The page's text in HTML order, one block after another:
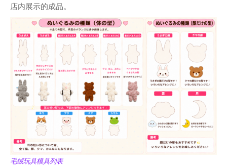
店内展示的成品。
毛绒玩具模具列表